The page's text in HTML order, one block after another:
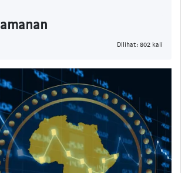
Dilihat: 802 kali